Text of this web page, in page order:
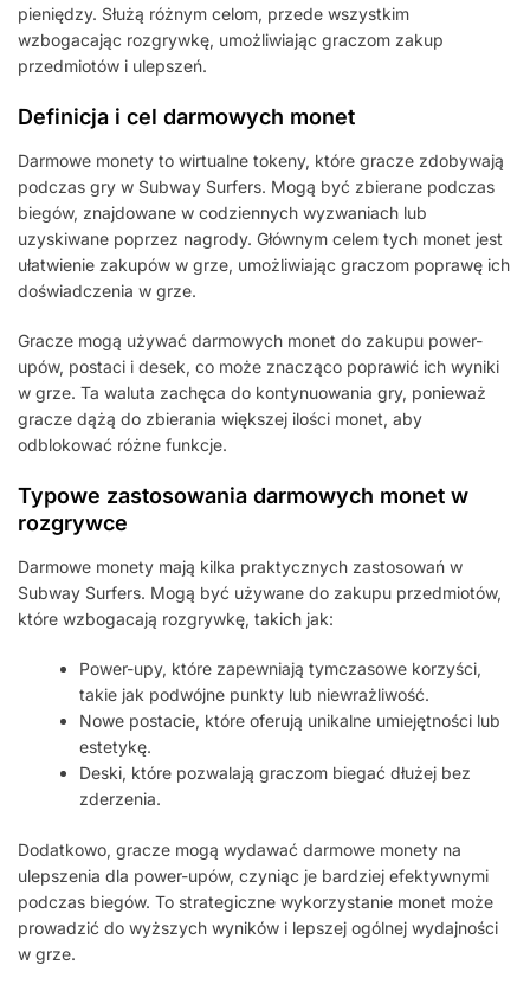
pieniędzy. Służą różnym celom, przede wszystkim
wzbogacając rozgrywkę, umożliwiając graczom zakup
przedmiotów i ulepszeń.
Definicja i cel darmowych monet
Darmowe monety to wirtualne tokeny, które gracze zdobywają
podczas gry w Subway Surfers. Mogą być zbierane podczas
biegów, znajdowane w codziennych wyzwaniach lub
uzyskiwane poprzez nagrody. Głównym celem tych monet jest
ułatwienie zakupów w grze, umożliwiając graczom poprawę ich
doświadczenia w grze.
Gracze mogą używać darmowych monet do zakupu power-
upów, postaci i desek, co może znacząco poprawić ich wyniki
w grze. Ta waluta zachęca do kontynuowania gry, ponieważ
gracze dążą do zbierania większej ilości monet, aby
odblokować różne funkcje.
Typowe zastosowania darmowych monet w
rozgrywce
Darmowe monety mają kilka praktycznych zastosowań w
Subway Surfers. Mogą być używane do zakupu przedmiotów,
które wzbogacają rozgrywkę, takich jak:
Power-upy, które zapewniają tymczasowe korzyści,
takie jak podwójne punkty lub niewrażliwość.
Nowe postacie, które oferują unikalne umiejętności lub
estetykę.
Deski, które pozwalają graczom biegać dłużej bez
zderzenia.
Dodatkowo, gracze mogą wydawać darmowe monety na
ulepszenia dla power-upów, czyniąc je bardziej efektywnymi
podczas biegów. To strategiczne wykorzystanie monet może
prowadzić do wyższych wyników i lepszej ogólnej wydajności
w grze.